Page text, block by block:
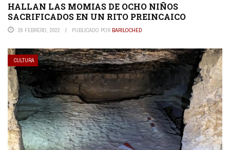
HALLAN LAS MOMIAS DE OCHO NIÑOS
SACRIFICADOS EN UN RITO PREINCAICO
26 FEBRERO, 2022 PUBLICADO POR BARILOCHED
CULTURA